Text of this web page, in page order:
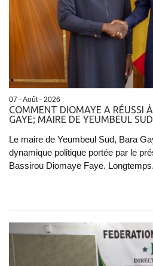
07 - Août - 2026
COMMENT DIOMAYE A RÉUSSI
GAYE; MAIRE DE YEUMBEUL SUD
Le maire de Yeumbeul Sud, Bara
dynamique politique portée par le
Bassirou Diomaye Faye.